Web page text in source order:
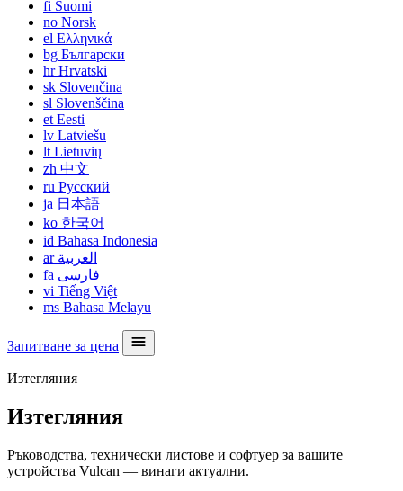
fi Suomi
no Norsk
el Ελληνικά
bg Български
hrHrvatski
sk Slovenčina
sl Slovenščina
et Eesti
lv Latviešu
lt Lietuvių
zh 中文
ru Русский
ja 日本語
ko 한국어
id Bahasa Indonesia
ar العربية
fa فارسی
vi Tiếng Việt
ms Bahasa Melayu
Запитване за цена
Изтегляния
Изтегляния
Ръководства, технически листове и софтуер за вашите
устройства Vulcan — винаги актуални.